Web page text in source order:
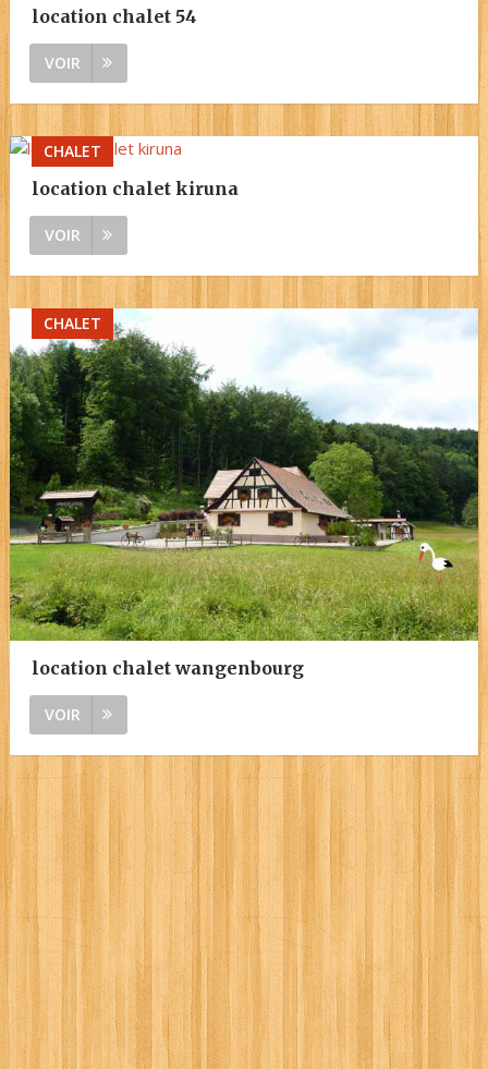
location chalet 54
VOIR
CHALET
location chalet kiruna
VOIR
CHALET
location chalet wangenbourg
VOIR